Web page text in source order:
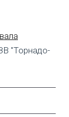
"Торнадо-